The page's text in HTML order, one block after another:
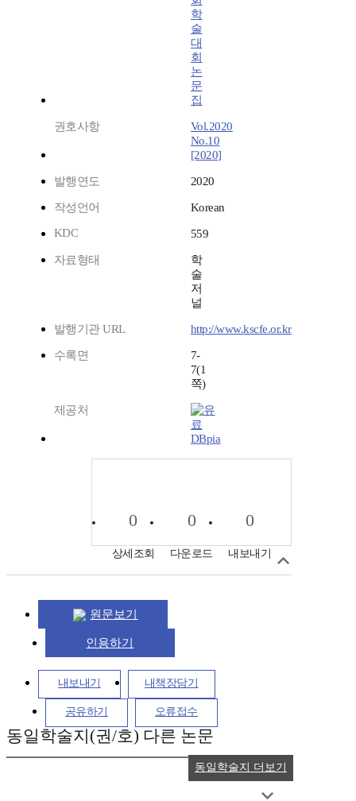
학
술
대
회
논
문
집
권호사항
Vol.2020
No.10
[2020]
발행연도 2020
작성언어
Korean
KDC
559
자료형태
학
술
저
널
발행기관 URL http://www.kscfe.or.kr
수록면
7-
7(1
쪽)
제공처
DBpia
0
상세조회
0
다운로드
0
내보내기
원문보기
인용하기
내보내기 내책장담기
공유하기 오류접수
동일학술지(권/호) 다른 논문
동일학술지 더보기